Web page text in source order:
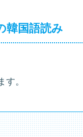
韓国語読み
す。